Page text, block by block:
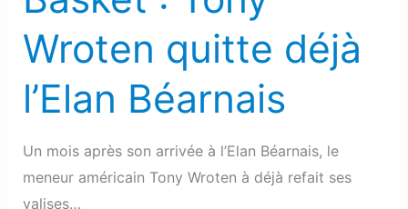
Wroten quitte déjà
l’Elan Béarnais
Un mois après son arrivée à l’Elan Béarnais, le
meneur américain Tony Wroten à déjà refait ses
valises…